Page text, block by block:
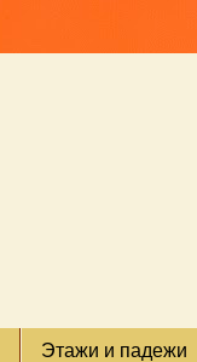
Этажи и падежи